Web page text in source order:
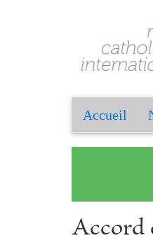
Accueil
Accord